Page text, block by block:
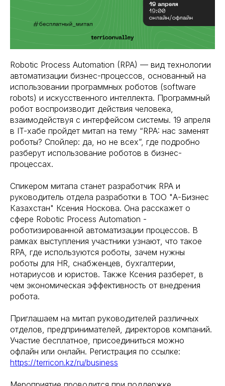
Robotic Process Automation (RPA) — вид технологии
автоматизации бизнес-процессов, основанный на
использовании программных роботов (software
robots) и искусственного интеллекта. Программный
робот воспроизводит действия человека,
взаимодействуя с интерфейсом системы. 19 апреля
в IT-хабе пройдет митап на тему “RPA: нас заменят
роботы? Спойлер: да, но не всех”, где подробно
разберут использование роботов в бизнес-
процессах.
Спикером митапа станет разработчик RPA и
руководитель отдела разработки в ТОО "А-Бизнес
Казахстан" Ксения Носкова. Она расскажет о
сфере Robotic Process Automation -
роботизированной автоматизации процессов. В
рамках выступления участники узнают, что такое
RPA, где используются роботы, зачем нужны
роботы для HR, снабженцев, бухгалтерии,
нотариусов и юристов. Также Ксения разберет, в
чем экономическая эффективность от внедрения
робота.
Приглашаем на митап руководителей различных
отделов, предпринимателей, директоров компаний.
Участие бесплатное, присоединиться можно
офлайн или онлайн. Регистрация по ссылке:
https://terricon.kz/ru/business